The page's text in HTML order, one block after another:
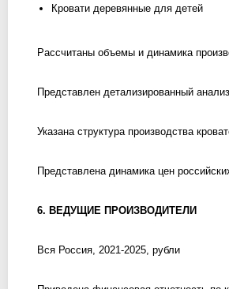
Кровати деревянные для детей
Рассчитаны объемы и динамика
Представлен детализированный
Указана структура производства
Представлена динамика цен
6. ВЕДУЩИЕ ПРОИЗВОДИТЕЛИ
Вся Россия, 2021-2025, рубли